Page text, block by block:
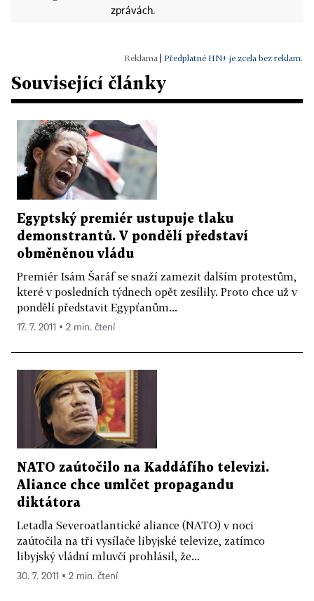
zprávách.
Předplatné HN+ je zcela bez reklam.
Související články
Egyptský premiér ustupuje tlaku
demonstrantů. V pondělí představí
obměněnou vládu
Premiér Isám Šaráf se snaží zamezit dalším protestům,
které v posledních týdnech opět zesílily. Proto chce už v
pondělí představit Egypťanům...
17. 7. 2011 ▪ 2 min. čtení
NATO zaútočilo na Kaddáfího televizi.
Aliance chce umlčet propagandu
diktátora
Letadla Severoatlantické aliance (NATO) v noci
zaútočila na tři vysílače libyjské televize, zatímco
libyjský vládní mluvčí prohlásil, že...
30. 7. 2011 ▪ 2 min. čtení